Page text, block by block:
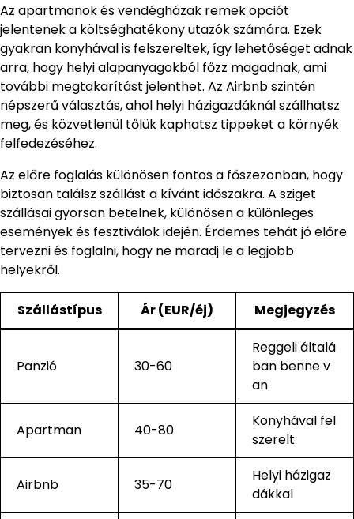
Az apartmanok és vendégházak remek opciót
jelentenek a költséghatékony utazók számára. Ezek
gyakran konyhával is felszereltek, így lehetőséget adnak
arra, hogy helyi alapanyagokból főzz magadnak, ami
további megtakarítást jelenthet. Az Airbnb szintén
népszerű választás, ahol helyi házigazdáknál szállhatsz
meg, és közvetlenül tőlük kaphatsz tippeket a környék
felfedezéséhez.
Az előre foglalás különösen fontos a főszezonban, hogy
biztosan találsz szállást a kívánt időszakra. A sziget
szállásai gyorsan betelnek, különösen a különleges
események és fesztiválok idején. Érdemes tehát jó előre
tervezni és foglalni, hogy ne maradj le a legjobb
helyekről.
Szállástípus Ár (EUR/éj) Megjegyzés
Panzió 30-60
Reggeli általá
ban benne v
an
Apartman 40-80
Konyhával fel
szerelt
Airbnb 35-70
Helyi házigaz
dákkal